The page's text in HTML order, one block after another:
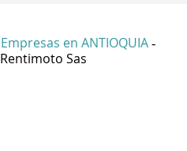
Empresas en ANTIOQUIA -
Rentimoto Sas